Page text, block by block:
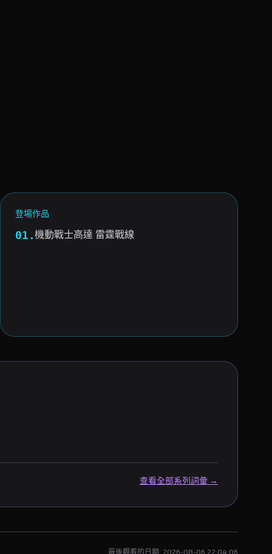
登場作品
01.機動戰士高達 雷霆戰線
查看全部系列詞彙 →
最後觀看的日期: 2026-08-06 22:04:06